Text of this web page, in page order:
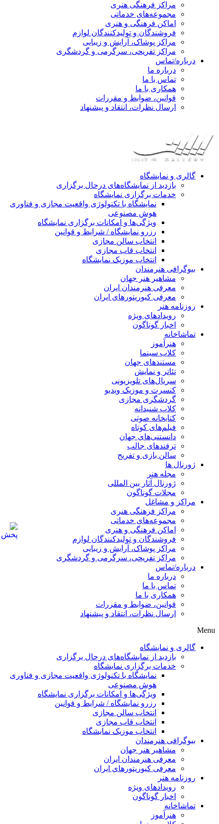
مراکز فرهنگی هنری
مجموعه‌های خدماتی
اماکن فرهنگی و هنری
فروشندگان و تولیدکنندگان لوازم
مراکز پوشاک، آرایش و زیبایی
مراکز تفریحی، سرگرمی و گردشگری
درباره/تماس
درباره ما
تماس با ما
همکاری با ما
قوانین، ضوابط و مقررات
ارسال نظرات، انتقاد و پیشنهاد
گالری و نمایشگاه
بازدید از نمایشگاه‌های درحال برگزاری
خدمات برگزاری نمایشگاه
نمایشگاه با تکنولوژی واقعیت مجازی و فناوری
هوش مصنوعی
ویژگی‌ها و امکانات برگزاری نمایشگاه
رزرو نمایشگاه / شرایط و قوانین
انتخاب سالن مجازی
انتخاب قاب مجازی
انتخاب موزیک نمایشگاه
بیوگرافی هنرمندان
مشاهیر هنر جهان
معرفی هنرمندان ایران
معرفی کیوریتورهای ایران
روزنامه هنر
رویدادهای ویژه
اخبار گوناگون
تماشاخانه
هنرآموز
کلاب سینما
مستندهای جهان
تئاتر و نمایش
سریال‌های تلویزیونی
کنسرت و موزیک ویدیو
گردشگری مجازی
کلاب شنیدانه
کتابخانه صوتی
فیلم‌های کوتاه
دانستنی‌های جهان
ترفندهای جالب
سالن بازی و تفریح
ژورنال ها
مجله هنر
ژورنال آثار بین المللی
مجلات گوناگون
مراکز و مشاغل
مراکز فرهنگی هنری
مجموعه‌های خدماتی
اماکن فرهنگی و هنری
فروشندگان و تولیدکنندگان لوازم
مراکز پوشاک، آرایش و زیبایی
مراکز تفریحی، سرگرمی و گردشگری
درباره/تماس
درباره ما
تماس با ما
همکاری با ما
قوانین، ضوابط و مقررات
ارسال نظرات، انتقاد و پیشنهاد
Menu
گالری و نمایشگاه
بازدید از نمایشگاه‌های درحال برگزاری
خدمات برگزاری نمایشگاه
نمایشگاه با تکنولوژی واقعیت مجازی و فناوری
هوش مصنوعی
ویژگی‌ها و امکانات برگزاری نمایشگاه
رزرو نمایشگاه / شرایط و قوانین
انتخاب سالن مجازی
انتخاب قاب مجازی
انتخاب موزیک نمایشگاه
بیوگرافی هنرمندان
مشاهیر هنر جهان
معرفی هنرمندان ایران
معرفی کیوریتورهای ایران
روزنامه هنر
رویدادهای ویژه
اخبار گوناگون
تماشاخانه
هنرآموز